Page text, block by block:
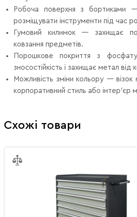
Робоча поверхня з бортиками
розміщувати інструменти під час
Гумовий килимок — захищає
ковзання предметів.
Порошкове покриття з
зносостійкість і захищає метал від
Можливість зміни кольору —
корпоративний стиль або інтер’єр
Схожі товари